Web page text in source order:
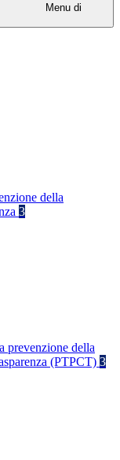
Menu di
della
3
prevenzione della
(PTPCT) 3